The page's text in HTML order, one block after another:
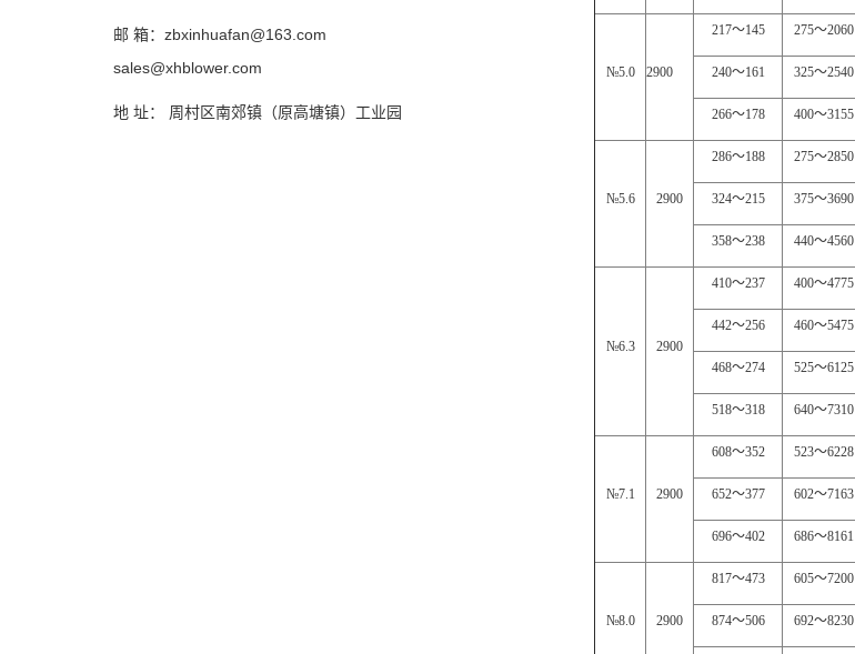
№5.0 2900
217～145 275～2060
240～161 325～2540
266～178 400～3155
№5.6 2900
286～188 275～2850
324～215 375～3690
358～238 440～4560
№6.3 2900
410～237 400～4775
442～256 460～5475
468～274 525～6125
518～318 640～7310
№7.1 2900
608～352 523～6228
652～377 602～7163
696～402 686～8161
№8.0 2900
817～473 605～7200
874～506 692～8230
邮 箱：zbxinhuafan@163.com
sales@xhblower.com
地 址： 周村区南郊镇（原高塘镇）工业园